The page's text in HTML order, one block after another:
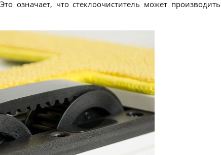
означает, что стеклоочиститель может производить